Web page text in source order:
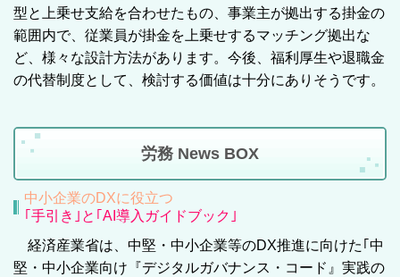
型と上乗せ支給を合わせたもの、事業主が拠出する掛金の
範囲内で、従業員が掛金を上乗せするマッチング拠出な
ど、様々な設計方法があります。今後、福利厚生や退職金
の代替制度として、検討する価値は十分にありそうです。
労務 News BOX
中小企業のDXに役立つ
｢手引き｣と｢AI導入ガイドブック｣
経済産業省は、中堅・中小企業等のDX推進に向けた｢中
堅・中小企業向け『デジタルガバナンス・コード』実践の